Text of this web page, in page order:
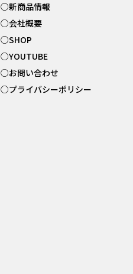
○新商品情報
○会社概要
○SHOP
○YOUTUBE
○お問い合わせ
○プライバシーポリシー